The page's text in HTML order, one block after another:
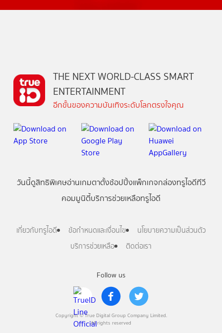
Follow us
Copyright © True Digital Group Company Limited.
All rights reserved
THE NEXT WORLD-CLASS SMART
ENTERTAINMENT
อีกขั้นของความบันเทิงระดับโลกตรงใจคุณ
วันนี้ดูสิทธิพิเศษอ่านเกมตาตั้งช้อปปิ้งแพ็กเกจกล่องทรูไอดีทีวี
คอมมูนิตี้บริการช่วยเหลือทรูไอดี
เกี่ยวกับทรูไอดี ข้อกำหนดและเงื่อนไข
นโยบายความเป็นส่วนตัว
บริการช่วยเหลือ
ติดต่อเรา